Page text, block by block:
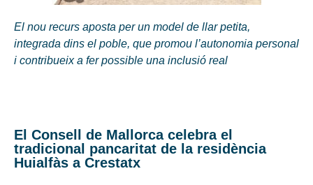
El nou recurs aposta per un model de llar petita,
integrada dins el poble, que promou l’autonomia personal
i contribueix a fer possible una inclusió real
El Consell de Mallorca celebra el
tradicional pancaritat de la residència
Huialfàs a Crestatx